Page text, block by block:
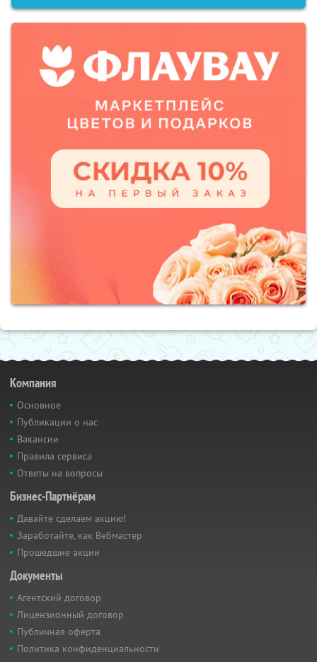
Компания
Основное
Публикации о нас
Вакансии
Правила сервиса
Ответы на вопросы
Бизнес-Партнёрам
Давайте сделаем акцию!
Заработайте, как Вебмастер
Прошедшие акции
Документы
Агентский договор
Лицензионный договор
Публичная оферта
Политика конфиденциальности